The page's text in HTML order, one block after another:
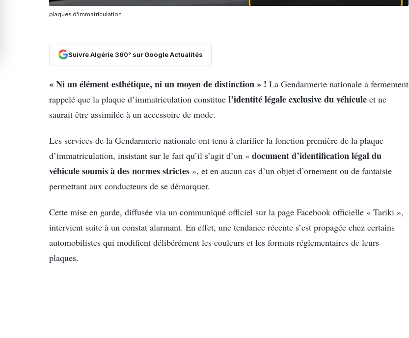
plaques d'immatriculation
Suivre Algérie 360° sur Google Actualités
« Ni un élément esthétique, ni un moyen de distinction » ! La Gendarmerie nationale a fermement
rappelé que la plaque d’immatriculation constitue l’identité légale exclusive du véhicule et ne
saurait être assimilée à un accessoire de mode.
Les services de la Gendarmerie nationale ont tenu à clarifier la fonction première de la plaque
d’immatriculation, insistant sur le fait qu’il s’agit d’un « document d’identification légal du
véhicule soumis à des normes strictes », et en aucun cas d’un objet d’ornement ou de fantaisie
permettant aux conducteurs de se démarquer.
Cette mise en garde, diffusée via un communiqué officiel sur la page Facebook officielle « Tariki »,
intervient suite à un constat alarmant. En effet, une tendance récente s’est propagée chez certains
automobilistes qui modifient délibérément les couleurs et les formats réglementaires de leurs
plaques.